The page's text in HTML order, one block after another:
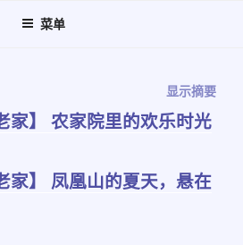
菜单
显示摘要
家】 农家院里的欢乐时光
家】 凤凰山的夏天，悬在